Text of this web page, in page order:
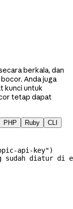
berkala, dan
Anda juga
kunci untuk
tetap dapat
PHP Ruby CLI
api-key")
sudah diatur di